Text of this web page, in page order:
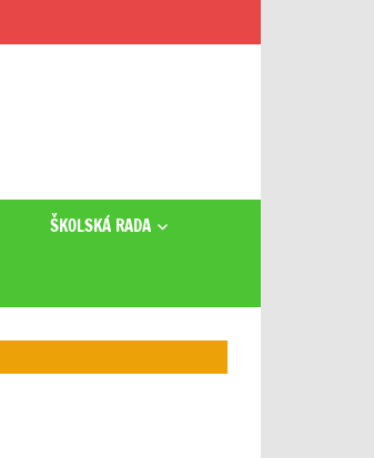
ŠKOLSKÁ RADA